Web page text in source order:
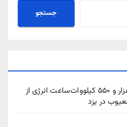
جستجو
احصا دو میلیون و ۵۰۹ هزار و ۵۵۰ کیلووات‌ساعت انرژی از
در یزد